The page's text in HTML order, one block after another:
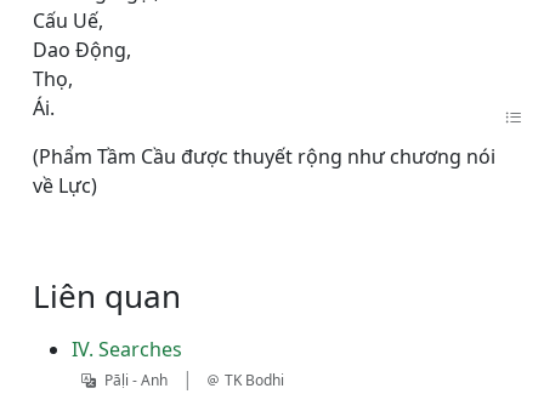
Cấu Uế,
Dao Ðộng,
Thọ,
Ái.
(Phẩm Tầm Cầu được thuyết rộng như chương nói
về Lực)
Liên quan
IV. Searches
Pāḷi - Anh | TK Bodhi